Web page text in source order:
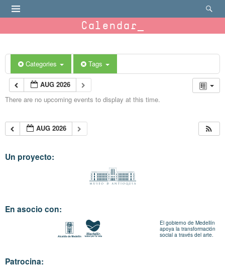
Calendar
Categories Tags
AUG 2026
There are no upcoming events to display at this time.
AUG 2026
Un proyecto:
En asocio con:
El gobierno de Medellín
apoya la transformación
social a través del arte.
Patrocina: